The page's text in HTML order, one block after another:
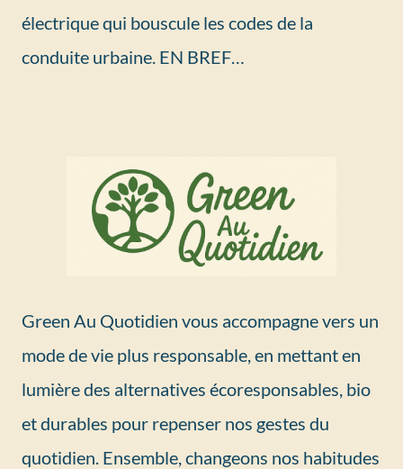
électrique qui bouscule les codes de la
conduite urbaine. EN BREF…
Green Au Quotidien vous accompagne vers un
mode de vie plus responsable, en mettant en
lumière des alternatives écoresponsables, bio
et durables pour repenser nos gestes du
quotidien. Ensemble, changeons nos habitudes